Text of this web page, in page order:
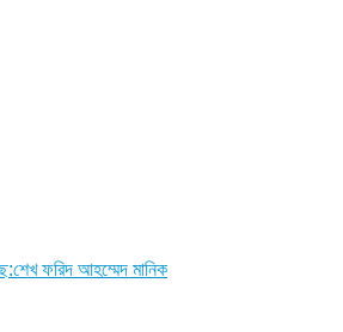
ফরিদ আহম্মেদ মানিক